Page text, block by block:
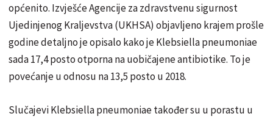
općenito. Izvješće Agencije za zdravstvenu sigurnost
Ujedinjenog Kraljevstva (UKHSA) objavljeno krajem prošle
godine detaljno je opisalo kako je Klebsiella pneumoniae
sada 17,4 posto otporna na uobičajene antibiotike. To je
povećanje u odnosu na 13,5 posto u 2018.
Slučajevi Klebsiella pneumoniae također su u porastu u